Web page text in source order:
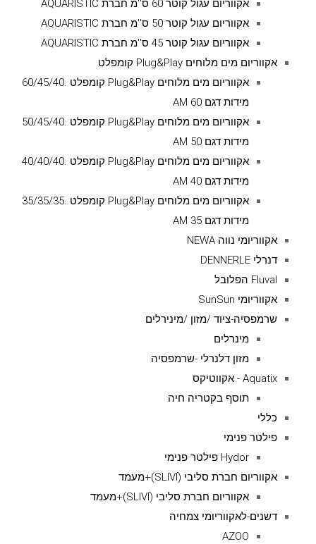
אקווריום עגול קוטר 60 ס''מ חברת AQUARISTIC
אקווריום עגול קוטר 50 ס''מ חברת AQUARISTIC
אקווריום עגול קוטר 45 ס''מ חברת AQUARISTIC
אקווריום מים מלוחים Plug&Play קומפלט
אקווריום מים מלוחים Plug&Play קומפלט .60/45/40
מידות דגם AM 60
אקווריום מים מלוחים Plug&Play קומפלט .50/45/40
מידות דגם AM 50
אקווריום מים מלוחים Plug&Play קומפלט .40/40/40
מידות דגם AM 40
אקווריום מים מלוחים Plug&Play קומפלט .35/35/35
מידות דגם AM 35
אקווריומי נווה NEWA
דנרלי DENNERLE
Fluval הפלובל
אקווריומי SunSun
שרמפסיה-ציוד /מזון /מינירלים
מינרלים
מזון דלנרלי -שרמפסיה
Aquatix - אקווטיקס
תוסף בקטריה חיה
כללי
פילטר פנימי
Hydor פילטר פנימי
אקווריום חברת סליבי (SLIVIׂׂ)+מעמד
אקווריום חברת סליבי (SLIVIׂׂ)+מעמד
דשנים-לאקווריומי צמחיה
AZOO